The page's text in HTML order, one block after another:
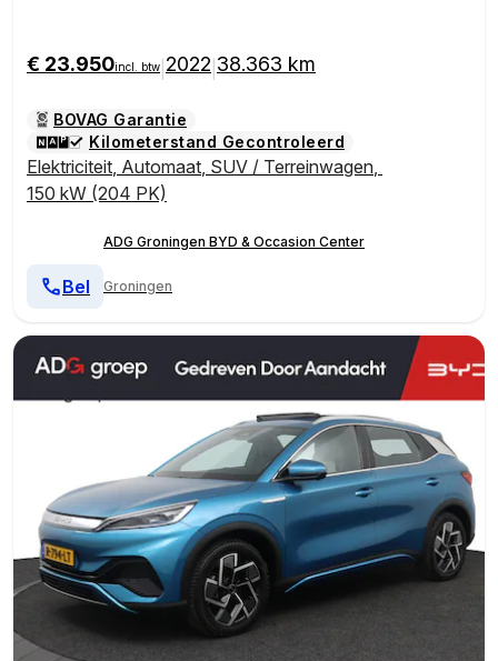
€ 23.950incl. btw 2022 38.363 km
BOVAG Garantie
Kilometerstand Gecontroleerd
Elektriciteit, Automaat, SUV / Terreinwagen,
150 kW (204 PK)
ADG Groningen BYD & Occasion Center
Groningen
Bel